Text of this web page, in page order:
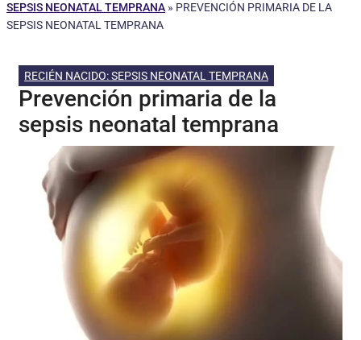
SEPSIS NEONATAL TEMPRANA » PREVENCIÓN PRIMARIA DE LA
SEPSIS NEONATAL TEMPRANA
RECIÉN NACIDO: SEPSIS NEONATAL TEMPRANA
Prevención primaria de la
sepsis neonatal temprana